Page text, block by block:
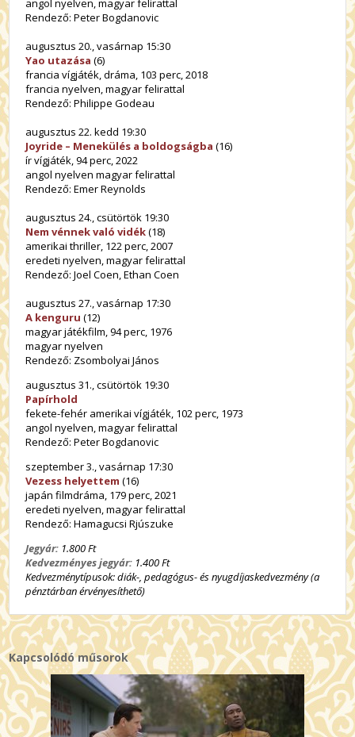
angol nyelven, magyar felirattal
Rendező: Peter Bogdanovic
augusztus 20., vasárnap 15:30
Yao utazása (6)
francia vígjáték, dráma, 103 perc, 2018
francia nyelven, magyar felirattal
Rendező: Philippe Godeau
augusztus 22. kedd 19:30
Joyride – Menekülés a boldogságba (16)
ír vígjáték, 94 perc, 2022
angol nyelven magyar felirattal
Rendező: Emer Reynolds
augusztus 24., csütörtök 19:30
Nem vénnek való vidék(18)
amerikai thriller, 122 perc, 2007
eredeti nyelven, magyar felirattal
Rendező: Joel Coen, Ethan Coen
augusztus 27., vasárnap 17:30
A kenguru (12)
magyar játékfilm, 94 perc, 1976
magyar nyelven
Rendező: Zsombolyai János
augusztus 31., csütörtök 19:30
Papírhold
fekete-fehér amerikai vígjáték, 102 perc, 1973
angol nyelven, magyar felirattal
Rendező: Peter Bogdanovic
szeptember 3., vasárnap 17:30
Vezess helyettem (16)
japán filmdráma, 179 perc, 2021
eredeti nyelven, magyar felirattal
Rendező: Hamagucsi Rjúszuke
Jegyár: 1.800 Ft
Kedvezményes jegyár: 1.400 Ft
Kedvezménytípusok: diák-, pedagógus- és nyugdíjaskedvezmény (a
pénztárban érvényesíthető)
Kapcsolódó műsorok